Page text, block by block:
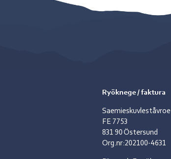
Ryöknege / faktura
Saemieskuvleståvroe
FE 7753
831 90 Östersund
Org.nr:202100-4631